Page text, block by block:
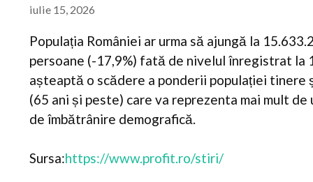
iulie 15, 2026
Populația României ar urma să ajungă la
persoane (-17,9%) fată de nivelul înregistrat la
așteaptă o scădere a ponderii populației
(65 ani și peste) care va reprezenta mai mult
de îmbătrânire demografică.
Sursa:https://www.profit.ro/stiri/